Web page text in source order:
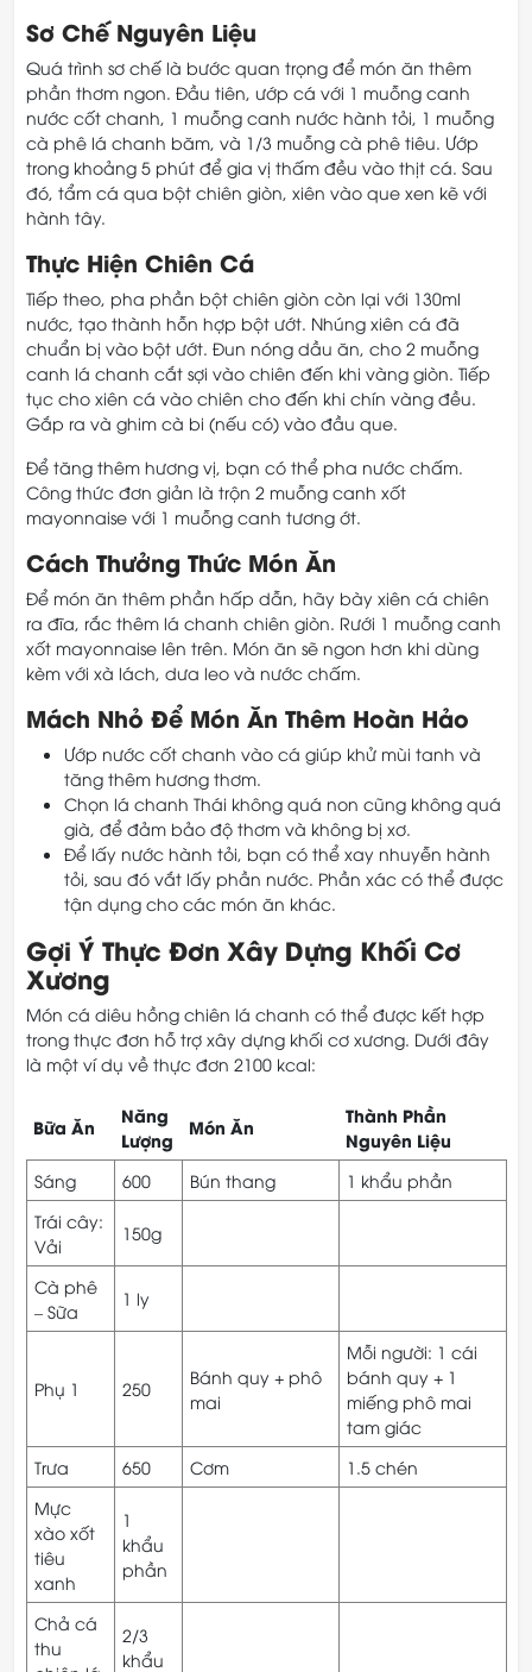
Sơ Chế Nguyên Liệu
Quá trình sơ chế là bước quan trọng để món ăn thêm
phần thơm ngon. Đầu tiên, ướp cá với 1 muỗng canh
nước cốt chanh, 1 muỗng canh nước hành tỏi, 1 muỗng
cà phê lá chanh băm, và 1/3 muỗng cà phê tiêu. Ướp
trong khoảng 5 phút để gia vị thấm đều vào thịt cá. Sau
đó, tẩm cá qua bột chiên giòn, xiên vào que xen kẽ với
hành tây.
Thực Hiện Chiên Cá
Tiếp theo, pha phần bột chiên giòn còn lại với 130ml
nước, tạo thành hỗn hợp bột ướt. Nhúng xiên cá đã
chuẩn bị vào bột ướt. Đun nóng dầu ăn, cho 2 muỗng
canh lá chanh cắt sợi vào chiên đến khi vàng giòn. Tiếp
tục cho xiên cá vào chiên cho đến khi chín vàng đều.
Gắp ra và ghim cà bi (nếu có) vào đầu que.
Để tăng thêm hương vị, bạn có thể pha nước chấm.
Công thức đơn giản là trộn 2 muỗng canh xốt
mayonnaise với 1 muỗng canh tương ớt.
Cách Thưởng Thức Món Ăn
Để món ăn thêm phần hấp dẫn, hãy bày xiên cá chiên
ra đĩa, rắc thêm lá chanh chiên giòn. Rưới 1 muỗng canh
xốt mayonnaise lên trên. Món ăn sẽ ngon hơn khi dùng
kèm với xà lách, dưa leo và nước chấm.
Mách Nhỏ Để Món Ăn Thêm Hoàn Hảo
Ướp nước cốt chanh vào cá giúp khử mùi tanh và
tăng thêm hương thơm.
Chọn lá chanh Thái không quá non cũng không quá
già, để đảm bảo độ thơm và không bị xơ.
Để lấy nước hành tỏi, bạn có thể xay nhuyễn hành
tỏi, sau đó vắt lấy phần nước. Phần xác có thể được
tận dụng cho các món ăn khác.
Gợi Ý Thực Đơn Xây Dựng Khối Cơ
Xương
Món cá diêu hồng chiên lá chanh có thể được kết hợp
trong thực đơn hỗ trợ xây dựng khối cơ xương. Dưới đây
là một ví dụ về thực đơn 2100 kcal:
Bữa Ăn
Năng
Lượng
Món Ăn
Thành Phần
Nguyên Liệu
Sáng 600 Bún thang
1 khẩu phần
Trái cây:
Vải
150g
Cà phê
– Sữa
1 ly
Phụ 1 250
Bánh quy + phô
mai
Mỗi người: 1 cái
bánh quy + 1
miếng phô mai
tam giác
Trưa
650 Cơm
1.5 chén
Mực
xào xốt
tiêu
xanh
1
khẩu
phần
Chả cá
thu
2/3
khẩu